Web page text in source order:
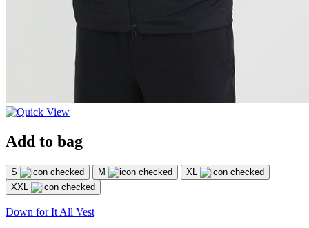
Add to bag
S M
XL
XXL
Down for It All Vest